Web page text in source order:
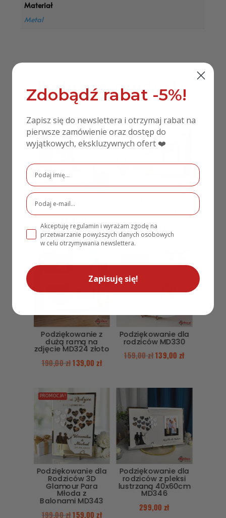
Materiał
Metal
Podobne produkty
rodziców MD382
lustrzaną MD431
149,00
Podziękowanie z
dużą ramą na
zdjęcie MD324 złoto
190,00zł139,00 zł
Podziękowanie dla
rodziców MD330
159,00 zł139,00 zł
PROMOCJA!
Podziękowanie dla
Rodziców 3D
Glamour Para
Młoda z
Balonami MD343
199,00zł159,00 zł
Podziękowanie dla
rodziców z pleksi
lustrzaną 40x60cm
MD346
299,00 zł
Zdobądź rabat -5%!
Zapisz się do newslettera i otrzymaj rabat na
pierwsze zamówienie oraz dostęp do
wyjątkowych, ekskluzywnych ofert ❤️
Akceptuję regulamin i wyrażam zgodę na
przetwarzanie powyższych danych osobowych
w celu otrzymywania newslettera.
Zapisuję się!